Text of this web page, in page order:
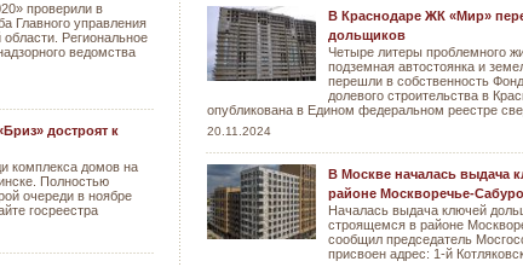
проверили в
Главного управления
области. Региональное
ведомства
достроят к
комплекса домов на
Полностью
очереди в ноябре
госреестра
В Краснодаре ЖК «Мир»
дольщиков
Четыре литеры проблемного
подземная автостоянка и
перешли в собственность
долевого строительства в
опубликована в Едином федеральном реестре
20.11.2024
В Москве началась выдача
районе Москворечье-
Началась выдача ключей
строящемся в районе
сообщил председатель
присвоен адрес: 1-й